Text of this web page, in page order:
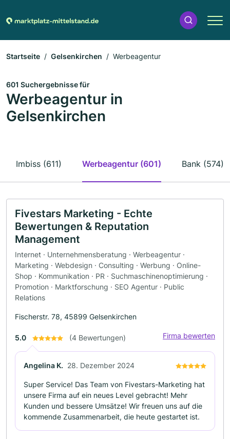
Startseite Gelsenkirchen Werbeagentur
601 Suchergebnisse für
Werbeagentur in
Gelsenkirchen
Imbiss (611) Werbeagentur (601) Bank (574)
Fivestars Marketing - Echte
Bewertungen & Reputation
Management
Internet · Unternehmensberatung · Werbeagentur ·
Marketing · Webdesign · Consulting · Werbung · Online-
Shop · Kommunikation · PR · Suchmaschinenoptimierung ·
Promotion · Marktforschung · SEO Agentur · Public
Relations
Fischerstr. 78, 45899 Gelsenkirchen
5.0 (4 Bewertungen) Firma bewerten
Angelina K. 28. Dezember 2024
Super Service! Das Team von Fivestars-Marketing hat
unsere Firma auf ein neues Level gebracht! Mehr
Kunden und bessere Umsätze! Wir freuen uns auf die
kommende Zusammenarbeit, die heute gestartet ist.